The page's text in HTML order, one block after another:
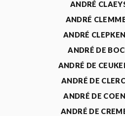
ANDRÉ
ANDRÉ
ANDRÉ
ANDRÉ DE
ANDRÉ DE
ANDRÉ DE
ANDRÉ DE
ANDRÉ DE